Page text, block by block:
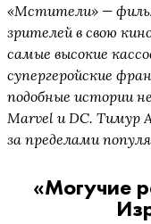
«Мстители» —
зрителей в свою
самые высокие
супергеройские
подобные истории
Marvel и DC. Тимур
за пределами
«Могучие